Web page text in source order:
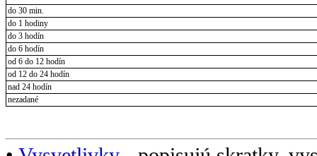
do 30 min.
do 1 hodiny
do 3 hodín
do 6 hodín
od 6 do 12 hodín
od 12 do 24 hodín
nad 24 hodín
nezadané